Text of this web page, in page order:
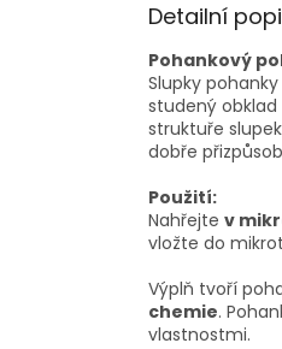
Detailní
Pohankový
Slupky
studený
struktuře
dobře
Použití:
Nahřejte v
vložte do
Výplň tvoří
chemie.
vlastnostmi.